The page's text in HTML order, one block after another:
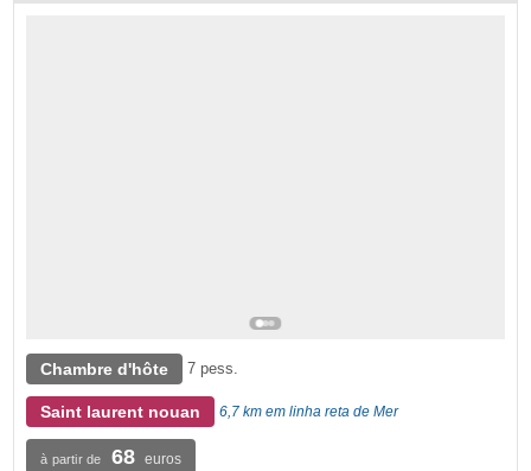
Chambre d'hôte 7 pess.
Saint laurent nouan 6,7 km em linha reta de Mer
à partir de 68 euros